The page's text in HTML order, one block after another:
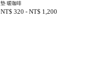
墊 暖咖啡
Regular
NT$ 320 - NT$ 1,200